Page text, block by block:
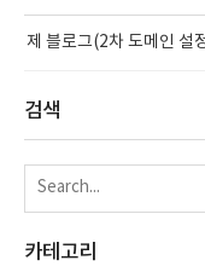
제 블로그(2차 도메인 설
검색
카테고리